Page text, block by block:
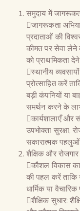
समुदाय में
जागरूकता
प्रदाताओं की
कीमत पर सेवा लेने
को प्राथमिकता
स्थानीय
प्रोत्साहित करें
बड़ी कंपनियों या
समर्थन करने के
कार्यशालाएँ और
उपभोक्ता सुरक्षा,
सकारात्मक पहलुओं
शैक्षिक और
कौशल विकास
की पहल करें
धार्मिक या
शैक्षिक सुधार: